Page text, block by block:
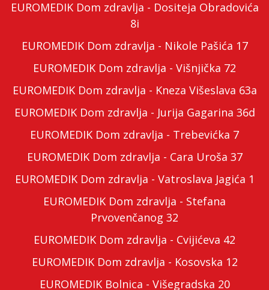
EUROMEDIK Dom zdravlja - Dositeja Obradovića
8i
EUROMEDIK Dom zdravlja - Nikole Pašića 17
EUROMEDIK Dom zdravlja - Višnjička 72
EUROMEDIK Dom zdravlja - Kneza Višeslava 63a
EUROMEDIK Dom zdravlja - Jurija Gagarina 36d
EUROMEDIK Dom zdravlja - Trebevićka 7
EUROMEDIK Dom zdravlja - Cara Uroša 37
EUROMEDIK Dom zdravlja - Vatroslava Jagića 1
EUROMEDIK Dom zdravlja - Stefana
Prvovenčanog 32
EUROMEDIK Dom zdravlja - Cvijićeva 42
EUROMEDIK Dom zdravlja - Kosovska 12
EUROMEDIK Bolnica - Višegradska 20